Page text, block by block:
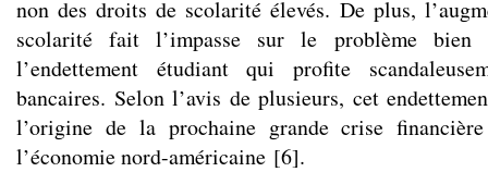
non des droits de scolarité élevés. De plus,
scolarité fait l’impasse sur le problème bien
l’endettement étudiant qui profite
bancaires. Selon l’avis de plusieurs, cet
l’origine de la prochaine grande crise
l’économie nord-américaine [6].